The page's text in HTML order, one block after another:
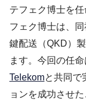
テフェク博士を
フェク博士は、
鍵配送（QKD）
ます。今回の任
Telekomと共同で
ョンを成功させ